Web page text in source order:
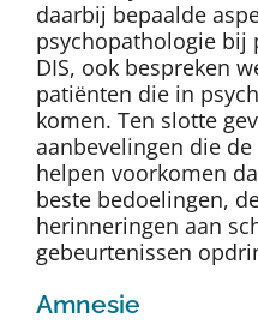
daarbij bepaalde
psychopathologie bij
DIS, ook bespreken
patiënten die in
komen. Ten slotte
aanbevelingen die
helpen voorkomen
beste bedoelingen,
herinneringen aan
gebeurtenissen
Amnesie